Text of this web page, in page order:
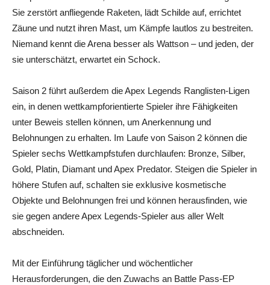
Sie zerstört anfliegende Raketen, lädt Schilde auf, errichtet
Zäune und nutzt ihren Mast, um Kämpfe lautlos zu bestreiten.
Niemand kennt die Arena besser als Wattson – und jeden, der
sie unterschätzt, erwartet ein Schock.
Saison 2 führt außerdem die Apex Legends Ranglisten-Ligen
ein, in denen wettkampforientierte Spieler ihre Fähigkeiten
unter Beweis stellen können, um Anerkennung und
Belohnungen zu erhalten. Im Laufe von Saison 2 können die
Spieler sechs Wettkampfstufen durchlaufen: Bronze, Silber,
Gold, Platin, Diamant und Apex Predator. Steigen die Spieler in
höhere Stufen auf, schalten sie exklusive kosmetische
Objekte und Belohnungen frei und können herausfinden, wie
sie gegen andere Apex Legends-Spieler aus aller Welt
abschneiden.
Mit der Einführung täglicher und wöchentlicher
Herausforderungen, die den Zuwachs an Battle Pass-EP